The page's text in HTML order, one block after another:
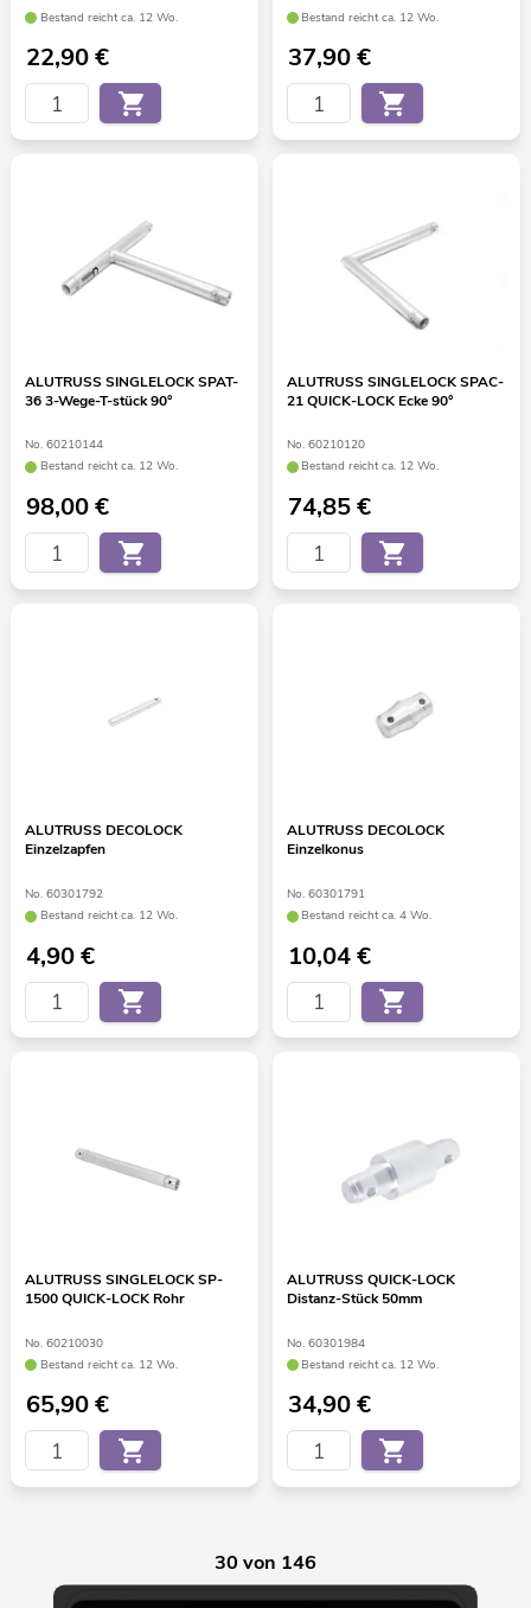
Bestand reicht ca. 12 Wo.
22,90€
Bestand reicht ca. 12 Wo.
37,90€
ALUTRUSS SINGLELOCK SPAT-
36 3-Wege-T-stück 90°
No. 60210144
Bestand reicht ca. 12 Wo.
98,00€
ALUTRUSS SINGLELOCK SPAC-
21 QUICK-LOCK Ecke 90°
No. 60210120
Bestand reicht ca. 12 Wo.
74,85€
ALUTRUSS DECOLOCK
Einzelzapfen
No. 60301792
Bestand reicht ca. 12 Wo.
4,90€
ALUTRUSS DECOLOCK
Einzelkonus
No. 60301791
Bestand reicht ca. 4 Wo.
10,04€
ALUTRUSS SINGLELOCK SP-
1500 QUICK-LOCK Rohr
No. 60210030
Bestand reicht ca. 12 Wo.
65,90€
ALUTRUSS QUICK-LOCK
Distanz-Stück 50mm
No. 60301984
Bestand reicht ca. 12 Wo.
34,90€
30 von 146